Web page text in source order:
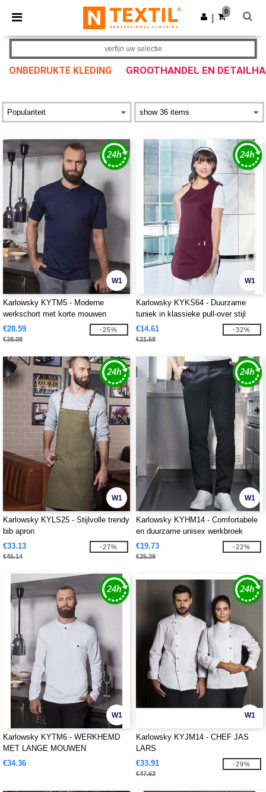
× Ntextil-app
Betere prijzen in de app!
Download app
0
ONBEDRUKTE KLEDING GROOTHANDEL EN
verfijn uw selectie
W1
Karlowsky KYTM5 - Moderne
werkschort met korte mouwen
€28.59
€38.08
-25%
W1
Karlowsky KYKS64 - Duurzame
tuniek in klassieke pull-over stijl
€14.61
€21.58
-32%
W1
Karlowsky KYLS25 - Stijlvolle trendy
bib apron
€33.13
€45.14
-27%
W1
Karlowsky KYHM14 - Comfortabele
en duurzame unisex werkbroek
€19.73
€25.39
-22%
W1
Karlowsky KYTM6 - WERKHEMD
MET LANGE MOUWEN
PERFORMANCE
€34.36
W1
Karlowsky KYJM14 - CHEF JAS
LARS
€33.91
€47.63
-29%